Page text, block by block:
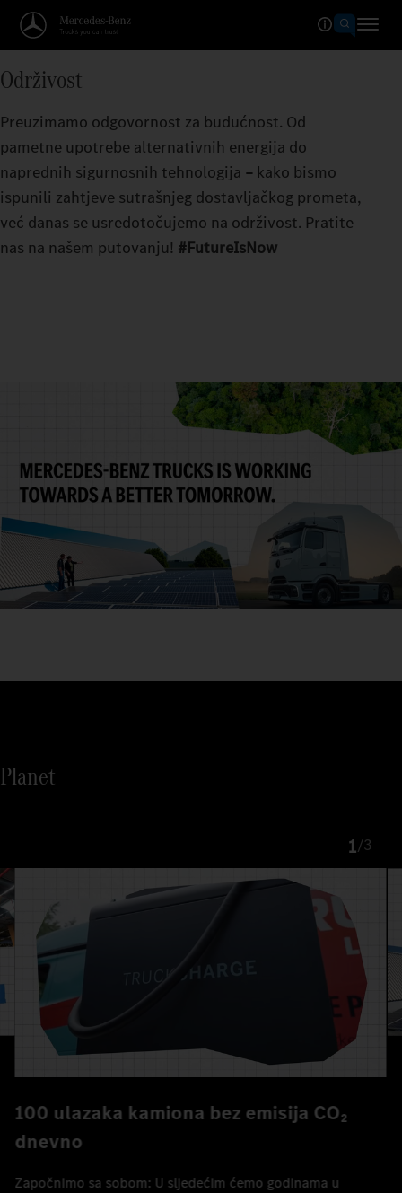
Održivost
Preuzimamo odgovornost za budućnost. Od
pametne upotrebe alternativnih energija do
naprednih sigurnosnih tehnologija – kako bismo
ispunili zahtjeve sutrašnjeg dostavljačkog prometa,
već danas se usredotočujemo na održivost. Pratite
nas na našem putovanju! #FutureIsNow
Planet
1/3
100 ulazaka kamiona bez emisija CO₂
dnevno
Započnimo sa sobom: U sljedećim ćemo godinama u